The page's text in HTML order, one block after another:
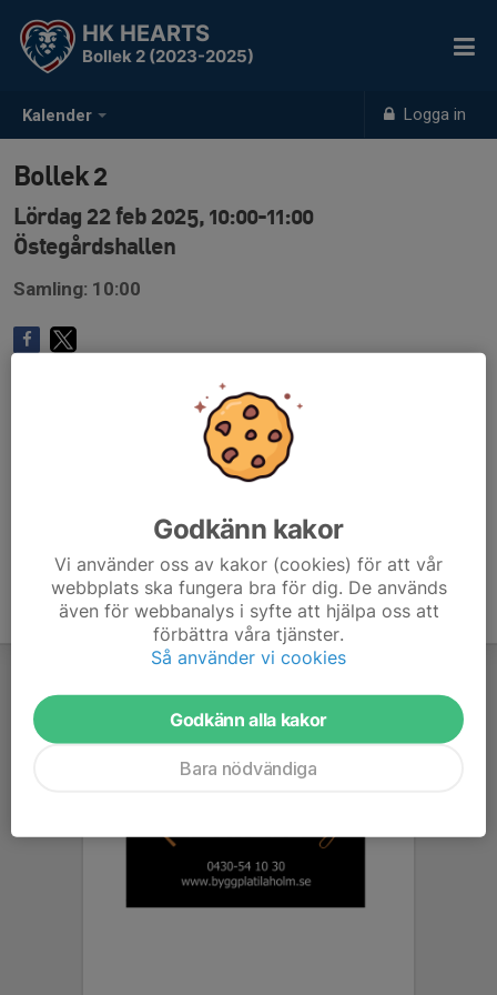
Kalender Logga in
HK HEARTS
Bollek 2 (2023-2025)
Bollek 2
Lördag 22 feb 2025, 10:00-11:00
Östegårdshallen
Samling: 10:00
Godkänn kakor
Vi använder oss av kakor (cookies) för att vår
webbplats ska fungera bra för dig. De används
även för webbanalys i syfte att hjälpa oss att
förbättra våra tjänster.
Så använder vi cookies
Godkänn alla kakor
Bara nödvändiga